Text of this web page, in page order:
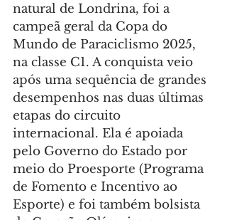
natural de Londrina, foi a
campeã geral da Copa do
Mundo de Paraciclismo 2025,
na classe C1. A conquista veio
após uma sequência de grandes
desempenhos nas duas últimas
etapas do circuito
internacional. Ela é apoiada
pelo Governo do Estado por
meio do Proesporte (Programa
de Fomento e Incentivo ao
Esporte) e foi também bolsista